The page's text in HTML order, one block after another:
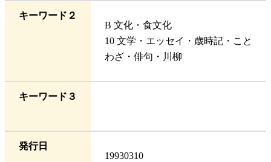
キーワード２
B 文化・食文化
10 文学・エッセイ・歳時記・こと
わざ・俳句・川柳
キーワード３
発行日
19930310